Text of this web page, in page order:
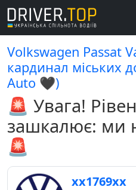
Volkswagen Passat
кардинал міських
Auto 🖤)
🚨 Увага!
зашкалює: ми
🚨
хх1769хх